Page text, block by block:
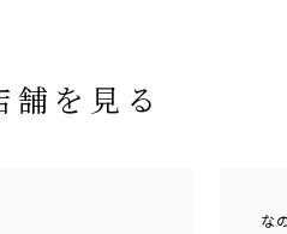
舗を見る
な